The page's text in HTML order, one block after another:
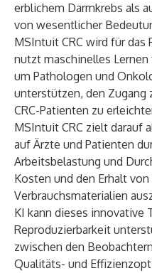
erblichem Darmkrebs als
von wesentlicher
MSIntuit CRC wird für das
nutzt maschinelles
um Pathologen und
unterstützen, den Zugang
CRC-Patienten zu
MSIntuit CRC zielt darauf
auf Ärzte und Patienten
Arbeitsbelastung und
Kosten und den Erhalt
Verbrauchsmaterialien
KI kann dieses innovative
Reproduzierbarkeit
zwischen den
Qualitäts- und